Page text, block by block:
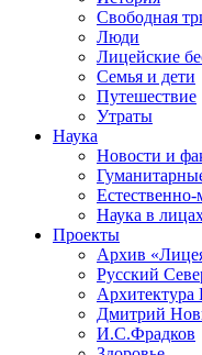
Свободная
Люди
Лицейские
Семья и дети
Путешествие
Утраты
Наука
Новости и
Естественно-
Наука в
Проекты
Архив
Русский
Архитектура
Дмитрий
И.С.Фрадков